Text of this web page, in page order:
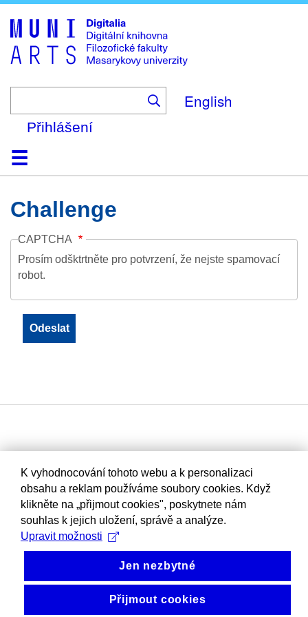
to
main
content
English
Přihlášení
DomůKolekce
Prohlížení
Vyhledávání
O platformě
Nápověda
KontaktDigitalia
Challenge
CAPTCHA
Prosím odšktrtněte pro potvrzení, že nejste spamovací
robot.
K vyhodnocování tohoto webu a k personalizaci
obsahu a reklam používáme soubory cookies. Když
klikněte na „přijmout cookies", poskytnete nám
souhlas k jejich uložení, správě a analýze.
Upravit možnosti
Jen nezbytné
Přijmout cookies